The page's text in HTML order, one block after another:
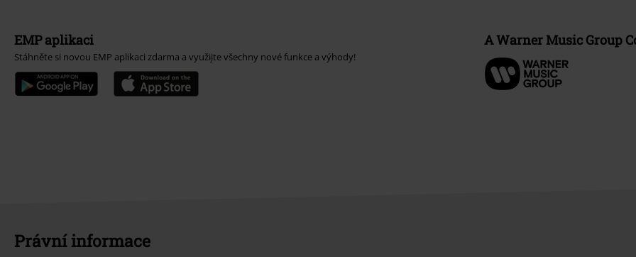
EMP aplikaci
Stáhněte si novou EMP aplikaci zdarma a využijte všechny nové funkce a výhody!
A Warner Music Group
Právní informace